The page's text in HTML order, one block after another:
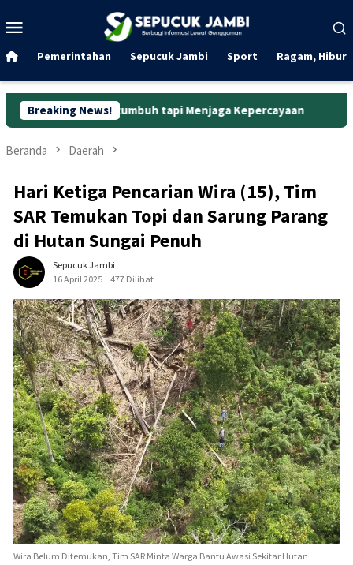
ke
Mobile
Pemerintahan Sepucuk Jambi Sport Ragam,
Breaking News!
tapi Menjaga Kepercayaan Curanmor di Oko
Beranda Daerah
Hari Ketiga Pencarian Wira (15), Tim
SAR Temukan Topi dan Sarung Parang
di Hutan Sungai Penuh
Sepucuk Jambi
16 April 2025
477 Dilihat
Wira Belum Ditemukan, Tim SAR Minta Warga Bantu Awasi Sekitar Hutan